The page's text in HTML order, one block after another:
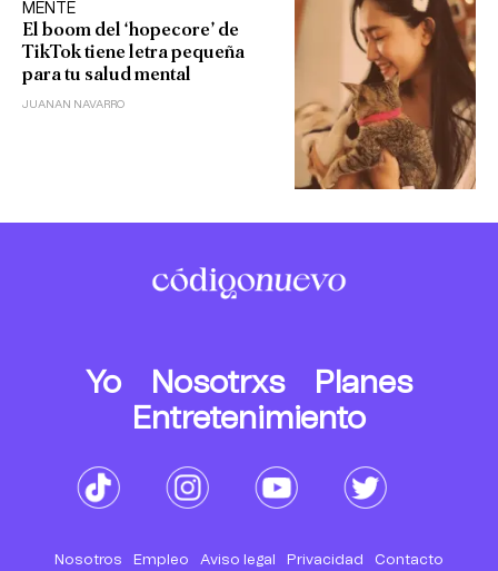
MENTE
El boom del ‘hopecore’ de
TikTok tiene letra pequeña
para tu salud mental
JUANAN NAVARRO
Yo Nosotrxs
Planes
Entretenimiento
Nosotros Empleo Aviso legal Privacidad Contacto